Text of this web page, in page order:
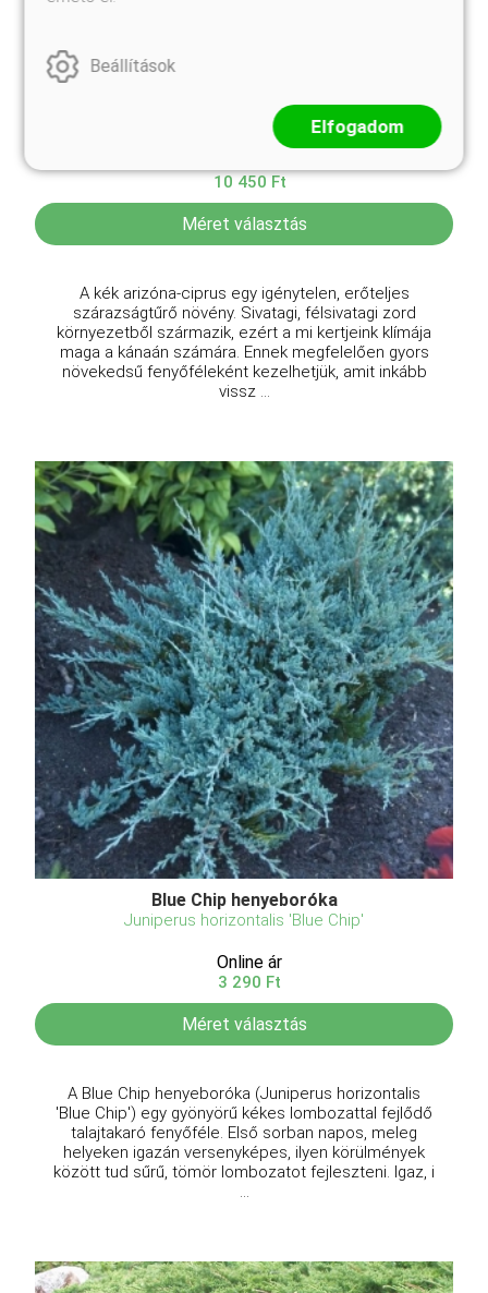
Kék arizóna-ciprus
Cupressus arizonica 'Glauca'
10 450 Ft
Méret választás
A kék arizóna-ciprus egy igénytelen, erőteljes
szárazságtűrő növény. Sivatagi, félsivatagi zord
környezetből származik, ezért a mi kertjeink klímája
maga a kánaán számára. Ennek megfelelően gyors
növekedsű fenyőféleként kezelhetjük, amit inkább
vissz ...
Blue Chip henyeboróka
Juniperus horizontalis 'Blue Chip'
Online ár
3 290 Ft
Méret választás
A Blue Chip henyeboróka (Juniperus horizontalis
'Blue Chip') egy gyönyörű kékes lombozattal fejlődő
talajtakaró fenyőféle. Első sorban napos, meleg
helyeken igazán versenyképes, ilyen körülmények
között tud sűrű, tömör lombozatot fejleszteni. Igaz, i
...
Beállítások
Elfogadom